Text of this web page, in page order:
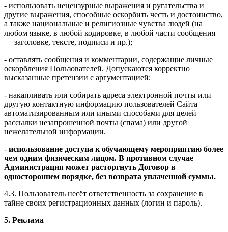
- использовать нецензурные выражения и ругательства и
другие выражения, способные оскорбить честь и достоинство,
а также национальные и религиозные чувства людей (на
любом языке, в любой кодировке, в любой части сообщения
— заголовке, тексте, подписи и пр.);
- оставлять сообщения и комментарии, содержащие личные
оскорбления Пользователей. Допускаются корректно
высказанные претензии с аргументацией;
- накапливать или собирать адреса электронной почты или
другую контактную информацию пользователей Сайта
автоматизированным или иными способами для целей
рассылки незапрошенной почты (спама) или другой
нежелательной информации.
- использование доступа к обучающему мероприятию более
чем одним физическим лицом. В противном случае
Администрация может расторгнуть Договор в
одностороннем порядке, без возврата уплаченной суммы.
4.3. Пользователь несёт ответственность за сохранение в
тайне своих регистрационных данных (логин и пароль).
5. Реклама